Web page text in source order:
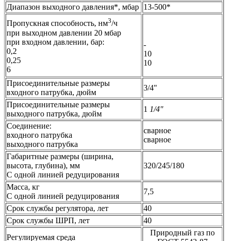
Диапазон выходного давления*, мбар 13-500*
Пропускная способность, нм3/ч
при выходном давлении 20 мбар
при входном давлении, бар:
0,2
0,25
6
-
10
10
Присоединительные размеры
входного патрубка, дюйм
3/4"
Присоединительные размеры
выходного патрубка, дюйм
1 1/4"
Соединение:
входного патрубка
выходного патрубка
сварное
сварное
Габаритные размеры (ширина,
высота, глубина), мм
С одной линией редуцирования
320/245/180
Масса, кг
С одной линией редуцирования
7,5
Срок службы регулятора, лет
40
Срок службы ШРП, лет
40
Регулируемая среда
Природный газ по